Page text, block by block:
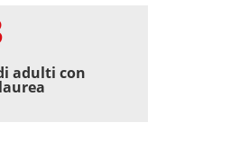
adulti con